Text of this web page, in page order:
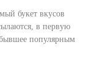
букет вкусов
в первую
бывшее популярным